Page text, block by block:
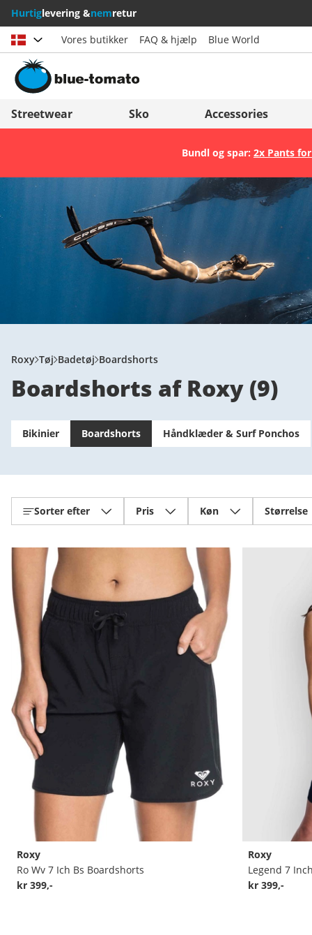
Hurtiglevering &nemretur
Vælg land
Österreich
Svizzera (Italiano)
France
Italia (Italiano)
Italien (Deutsch)
España
Vores butikker FAQ & hjælp Blue World
Streetwear Sko Accessories
Bundl og spar: 2x Pants
Roxy Tøj Badetøj Boardshorts
Boardshorts af Roxy (9)
Bikinier Boardshorts Håndklæder & Surf Ponchos
Sorter efter Pris Køn Størrelse
Roxy
Ro Wv 7 Ich Bs Boardshorts
kr 399,-
Roxy
Legend 7
kr 399,-